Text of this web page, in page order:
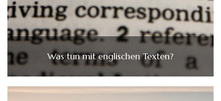
Was tun mit englischen Texten?